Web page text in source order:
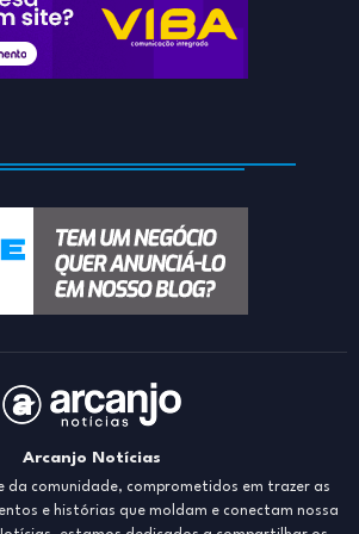
Arcanjo Notícias
da comunidade, comprometidos em trazer as
e histórias que moldam e conectam nossa